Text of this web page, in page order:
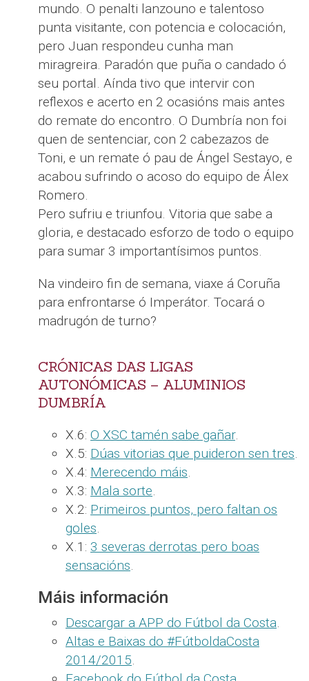
mundo. O penalti lanzouno e talentoso
punta visitante, con potencia e colocación,
pero Juan respondeu cunha man
miragreira. Paradón que puña o candado ó
seu portal. Aínda tivo que intervir con
reflexos e acerto en 2 ocasións mais antes
do remate do encontro. O Dumbría non foi
quen de sentenciar, con 2 cabezazos de
Toni, e un remate ó pau de Ángel Sestayo, e
acabou sufrindo o acoso do equipo de Álex
Romero.
Pero sufriu e triunfou. Vitoria que sabe a
gloria, e destacado esforzo de todo o equipo
para sumar 3 importantísimos puntos.
Na vindeiro fin de semana, viaxe á Coruña
para enfrontarse ó Imperátor. Tocará o
madrugón de turno?
CRÓNICAS DAS LIGAS
AUTONÓMICAS – ALUMINIOS
DUMBRÍA
X.6: O XSC tamén sabe gañar.
X.5: Dúas vitorias que puideron sen tres.
X.4: Merecendo máis.
X.3: Mala sorte.
X.2: Primeiros puntos, pero faltan os
goles.
X.1: 3 severas derrotas pero boas
sensacións.
Máis información
Descargar a APP do Fútbol da Costa.
Altas e Baixas do #FútboldaCosta
2014/2015.